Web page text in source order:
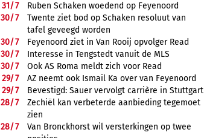
31/7
Ruben Schaken woedend op Feyenoord
30/7
Twente ziet bod op Schaken resoluut van
tafel geveegd worden
30/7
Feyenoord ziet in Van Rooij opvolger Read
30/7
Interesse in Tengstedt vanuit de MLS
30/7
Ook AS Roma meldt zich voor Read
29/7
AZ neemt ook Ismail Ka over van Feyenoord
29/7
Bevestigd: Sauer vervolgt carrière in Stuttgart
28/7
Zechiël kan verbeterde aanbieding tegemoet
zien
28/7
Van Bronckhorst wil versterkingen op twee